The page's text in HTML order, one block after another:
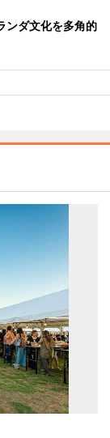
ダ文化を多角的